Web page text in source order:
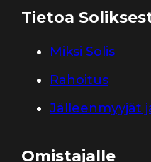
Tietoa
Miksi Solis
Rahoitus
Jälleenmyyjät
Omistajalle